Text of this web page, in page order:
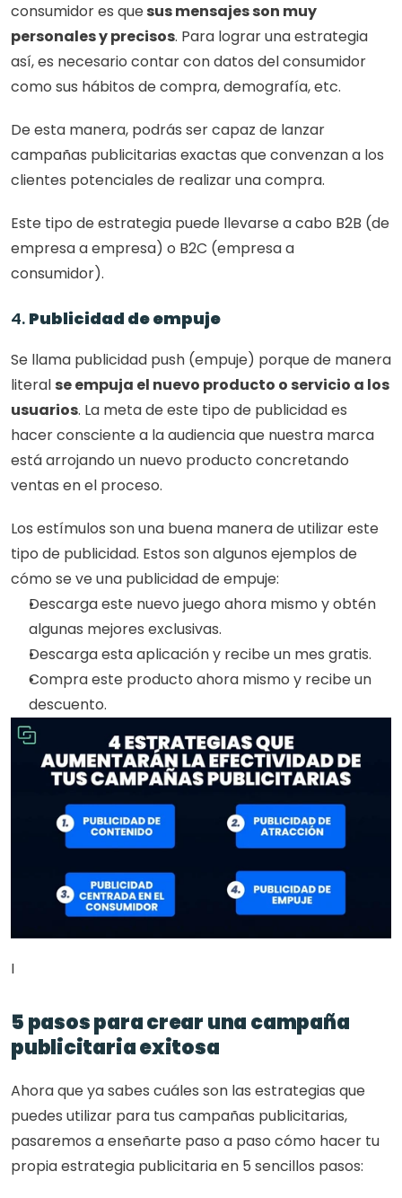
consumidor es que sus mensajes son muy
personales y precisos. Para lograr una estrategia
así, es necesario contar con datos del consumidor
como sus hábitos de compra, demografía, etc.
De esta manera, podrás ser capaz de lanzar
campañas publicitarias exactas que convenzan a los
clientes potenciales de realizar una compra.
Este tipo de estrategia puede llevarse a cabo B2B (de
empresa a empresa) o B2C (empresa a
consumidor).
4. Publicidad de empuje
Se llama publicidad push (empuje) porque de manera
literal se empuja el nuevo producto o servicio a los
usuarios. La meta de este tipo de publicidad es
hacer consciente a la audiencia que nuestra marca
está arrojando un nuevo producto concretando
ventas en el proceso.
Los estímulos son una buena manera de utilizar este
tipo de publicidad. Estos son algunos ejemplos de
cómo se ve una publicidad de empuje:
Descarga este nuevo juego ahora mismo y obtén
algunas mejores exclusivas.
Descarga esta aplicación y recibe un mes gratis.
Compra este producto ahora mismo y recibe un
descuento.
I
5 pasos para crear una campaña
publicitaria exitosa
Ahora que ya sabes cuáles son las estrategias que
puedes utilizar para tus campañas publicitarias,
pasaremos a enseñarte paso a paso cómo hacer tu
propia estrategia publicitaria en 5 sencillos pasos: